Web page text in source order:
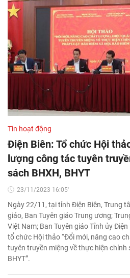
Tin hoạt động
Điện Biên: Tổ chức Hội
lượng công tác tuyên
sách BHXH, BHYT
23/11/2023 16:05'
Ngày 22/11, tại tỉnh Điện Biên, Trung
giáo, Ban Tuyên giáo Trung ương;
Việt Nam; Ban Tuyên giáo Tỉnh ủy
tổ chức Hội thảo “Đổi mới, nâng cao
tuyên truyền miệng về thực hiện chính
BHYT”.